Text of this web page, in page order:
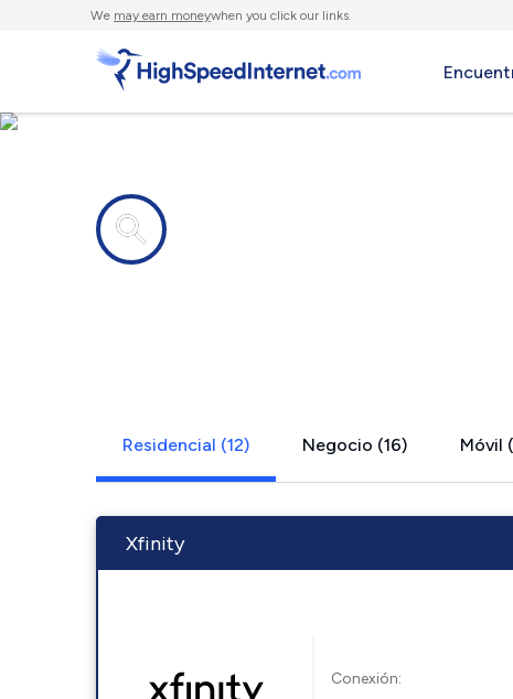
We may earn moneywhen you click our links.
Residencial (12) Negocio (16) Móvil
Xfinity
Conexión: